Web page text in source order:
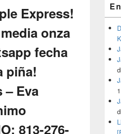
Express!
onza
fecha
piña!
Eva
813-276-